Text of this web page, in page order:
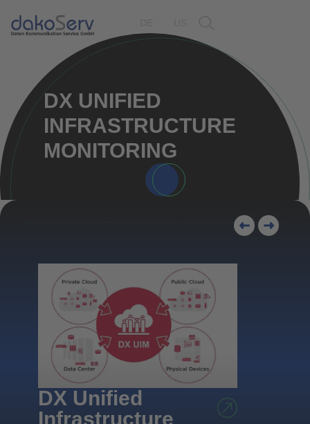
DX UNIFIED
INFRASTRUCTURE
MONITORING
DX Unified
Infrastructure